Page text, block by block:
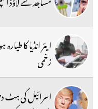
زخمی
اسرائیل کی ہٹ